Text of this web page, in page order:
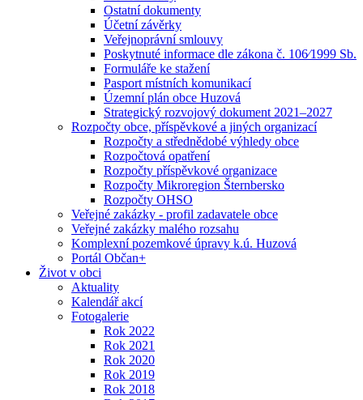
Ostatní dokumenty
Účetní závěrky
Veřejnoprávní smlouvy
Poskytnuté informace dle zákona č. 106⁄1999 Sb.
Formuláře ke stažení
Pasport místních komunikací
Územní plán obce Huzová
Strategický rozvojový dokument 2021–2027
Rozpočty obce, příspěvkové a jiných organizací
Rozpočty a střednědobé výhledy obce
Rozpočtová opatření
Rozpočty příspěvkové organizace
Rozpočty Mikroregion Šternbersko
Rozpočty OHSO
Veřejné zakázky - profil zadavatele obce
Veřejné zakázky malého rozsahu
Komplexní pozemkové úpravy k.ú. Huzová
Portál Občan+
Život v obci
Aktuality
Kalendář akcí
Fotogalerie
Rok 2022
Rok 2021
Rok 2020
Rok 2019
Rok 2018